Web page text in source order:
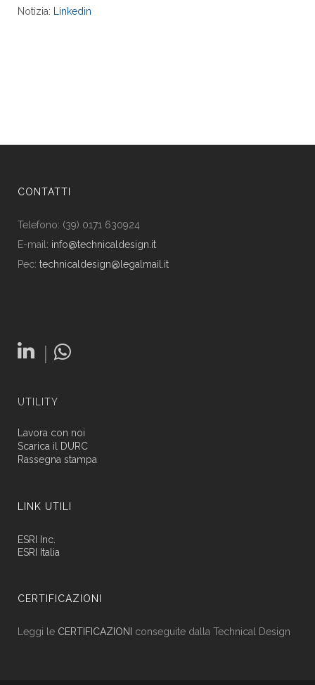
Notizia:
Linkedin
CONTATTI
Telefono: (39) 0171 630924
E-mail: info@technicaldesign.it
Pec: technicaldesign@legalmail.it
|
UTILITY
Lavora con noi
Scarica il DURC
Rassegna stampa
LINK UTILI
ESRI Inc.
ESRI Italia
CERTIFICAZIONI
Leggi le CERTIFICAZIONI conseguite dalla Technical Design